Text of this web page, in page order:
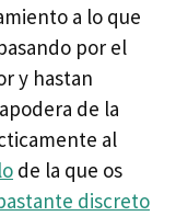
a lo que
por el
y hastan
de la
al
de la que os
discreto